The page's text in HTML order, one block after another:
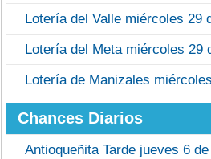
Lotería del Valle miércoles 29
Lotería del Meta miércoles 29
Lotería de Manizales
Chances Diarios
Antioqueñita Tarde jueves 6